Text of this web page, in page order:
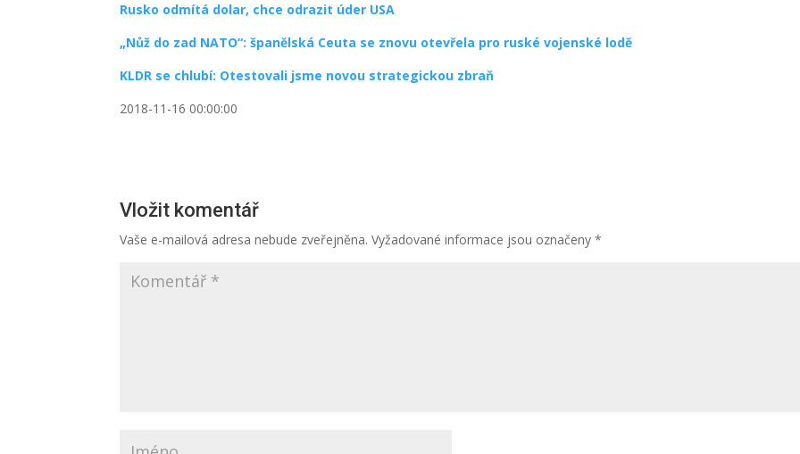
Rusko odmítá dolar, chce odrazit úder USA
„Nůž do zad NATO“: španělská Ceuta se znovu otevřela pro ruské vojenské lodě
KLDR se chlubí: Otestovali jsme novou strategickou zbraň
2018-11-16 00:00:00
Vložit komentář
Vaše e-mailová adresa nebude zveřejněna. Vyžadované informace jsou označeny*